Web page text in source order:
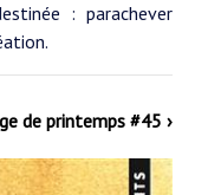
: parachever
de printemps #45 ›